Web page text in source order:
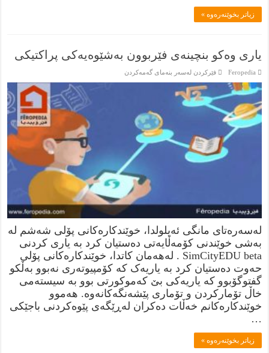
زياتر بخوێنەرەوە »
یاری وەکو بنچینەی فێربوون بەشێوەیەکی پراکتیکی
Feropedia فێركردن لەسەر بنەماى گەمەكردن
لەسەرەتای مانگی ئەیلولدا، خوێندکارەکانی پۆلی شەشم لە
بەشی خوێندنی کۆمەڵایەتی دەستیان کرد بە یاری کردنی
SimCityEDU beta . لەهەمان کاتدا، خوێندکارەکانی پۆلی
حەوت دەستیان کرد بە یاریەک کە کۆمپیوتەری نەبوو بەڵکو
گفتوگۆبوو کە یاریەکی بێ کەموکورتی بوو بە سیستەمی
خاڵ تۆمارکردن و تۆماری پێشەنگەکانەوە. هەموو
خوێندکارەکانم خەڵات دەکران لەڕێگەی پێوەکردنی باجێکی
…
زياتر بخوێنەرەوە »